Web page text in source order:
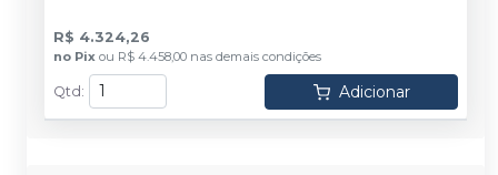
R$ 4.324,26
no Pix ou R$ 4.458,00 nas demais condições
Qtd : Adicionar